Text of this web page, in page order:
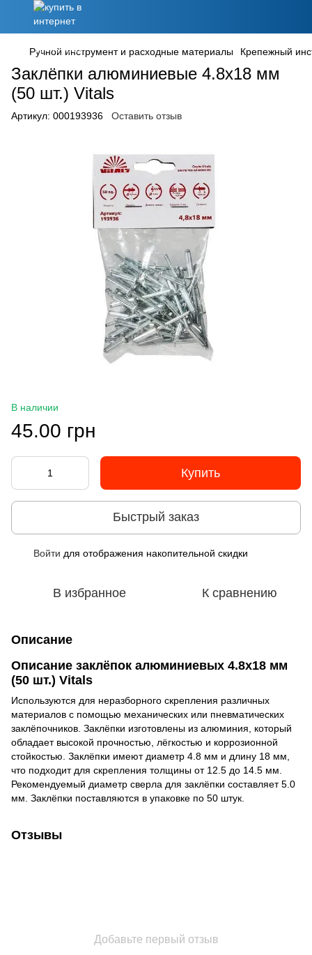
Ручной инструмент и расходные материалы Крепежный
Заклёпки алюминиевые 4.8x18 мм
(50 шт.) Vitals
Артикул: 000193936 Оставить отзыв
В наличии
45.00 грн
Купить
Быстрый заказ
Войти для отображения накопительной скидки
В избранное К сравнению
Описание
Описание заклёпок алюминиевых 4.8x18 мм
(50 шт.) Vitals
Используются для неразборного скрепления различных
материалов с помощью механических или пневматических
заклёпочников. Заклёпки изготовлены из алюминия, который
обладает высокой прочностью, лёгкостью и коррозионной
стойкостью. Заклёпки имеют диаметр 4.8 мм и длину 18 мм,
что подходит для скрепления толщины от 12.5 до 14.5 мм.
Рекомендуемый диаметр сверла для заклёпки составляет 5.0
мм. Заклёпки поставляются в упаковке по 50 штук.
Отзывы
Добавьте первый отзыв